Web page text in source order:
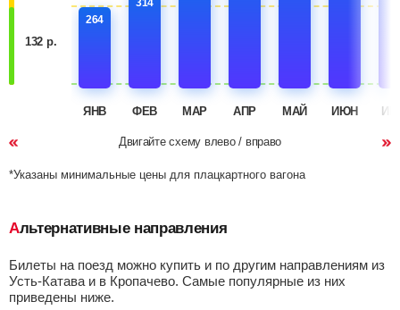
132 р.
264
ЯНВ
314
ФЕВ МАР АПР МАЙ ИЮН
Двигайте схему влево / вправо
*Указаны минимальные цены для плацкартного вагона
Альтернативные направления
Билеты на поезд можно купить и по другим направлениям из
Усть-Катава и в Кропачево. Самые популярные из них
приведены ниже.